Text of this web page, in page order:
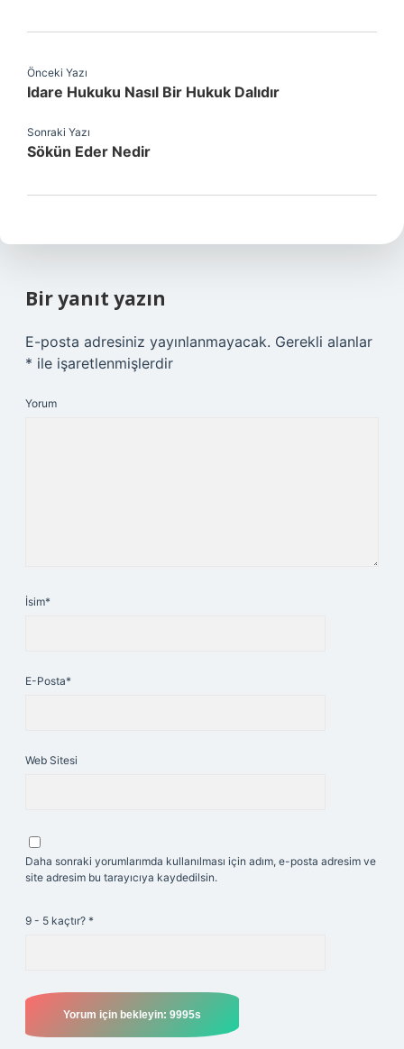
Önceki Yazı
Idare Hukuku Nasıl Bir Hukuk Dalıdır
Sonraki Yazı
Sökün Eder Nedir
Bir yanıt yazın
E-posta adresiniz yayınlanmayacak. Gerekli alanlar
* ile işaretlenmişlerdir
Yorum
İsim*
E-Posta*
Web Sitesi
Daha sonraki yorumlarımda kullanılması için adım, e-posta adresim ve
site adresim bu tarayıcıya kaydedilsin.
9 - 5 kaçtır? *